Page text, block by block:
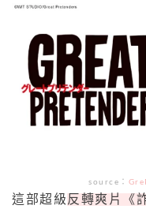
source：
這部超級 反轉爽片《